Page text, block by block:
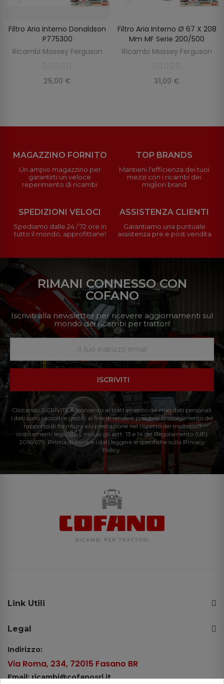
AGGIUNGI AL CARRELLO
Filtro Aria Interno Donaldson
P775300
Ricambi Massey Ferguson
25,00 €
SCOPRIRE
Filtro Aria Interno Ø 67 X 208
Mm MF Serie 200/500
Ricambi Massey Ferguson
31,00 €
MAGAZZINO FORNITO
Un ampio magazzino per
garantirti un veloce
reperimento di ricambi
TOP BRANDS
Mantieni l'efficienza dei tuoi
mezzi con i ricambi dei
migliori brand
SPEDIZIONI VELOCI
Spediamo dalle 24 / 72 ore in
tutto il mondo, approfittane!
ASSISTENZA CLIENTI
Garantiamo una puntuale
assistenza pre e post vendita
RIMANI CONNESSO CON
COFANO
Iscriviti alla newsletter per ricevere aggiornamenti sul
mondo dei ricambi per trattori!
ISCRIVITI
Cliccando ISCRIVITI: Acconsento al trattamento dei miei dati personali.
I dati sono raccolti e gestiti al fine di rendere possibile lo svolgimento del
rapporto di fornitura e/o prestazione nel rispetto dei molteplici
ordinamenti legislativi, inclusi gli artt. 13 e 14 del Regolamento (UE)
2016/679. Prima di inviare i dati leggere le specifiche sulla Privacy
Policy.
Link Utili
Legal
Indirizzo:
Via Roma, 234, 72015 Fasano BR
Email: ricambi@cofanosrl.it